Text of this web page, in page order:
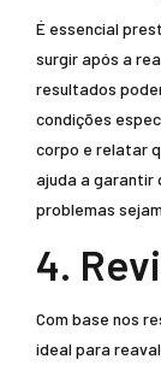
É essencial
surgir após a
resultados
condições
corpo e relatar
ajuda a garantir
problemas
4.
Com base nos
ideal para